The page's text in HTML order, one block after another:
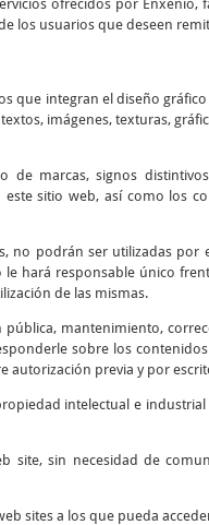
ofrecidos por
los usuarios que deseen
que integran el diseño
imágenes, texturas,
marcas, signos
sitio web, así como los
no podrán ser utilizadas
hará responsable único
de las mismas.
mantenimiento,
sobre los
autorización previa y por
intelectual e
site, sin necesidad de
sites a los que pueda